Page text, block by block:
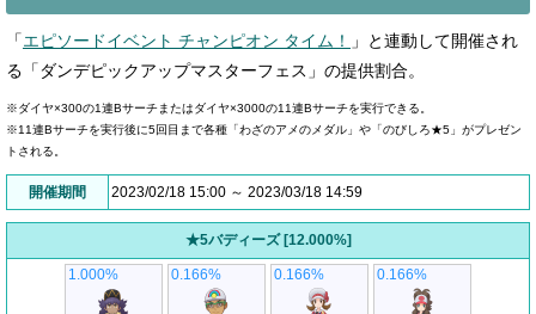
「エピソードイベント チャンピオン タイム！
」と連動して開催され
る「ダンデピックアップマスターフェス」の提供割合。
※ダイヤ×300の1連Bサーチまたはダイヤ×3000の11連Bサーチを実行できる。
※11連Bサーチを実行後に5回目まで各種「わざのアメのメダル」や「のびしろ★5」がプレゼン
トされる。
開催期間 2023/02/18 15:00 ～ 2023/03/18 14:59
★5バディーズ [12.000%]
1.000% 0.166% 0.166% 0.166%